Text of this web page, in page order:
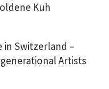
Kuh
in Switzerland –
Artists